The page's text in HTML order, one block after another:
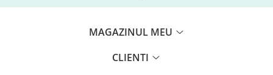
MAGAZINUL MEU
CLIENTI